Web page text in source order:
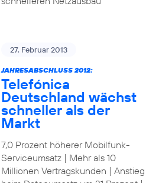
27. Februar 2013
JAHRESABSCHLUSS 2012:
Telefónica
Deutschland wächst
schneller als der
Markt
7,0 Prozent höherer Mobilfunk-
Serviceumsatz | Mehr als 10
Millionen Vertragskunden | Anstieg